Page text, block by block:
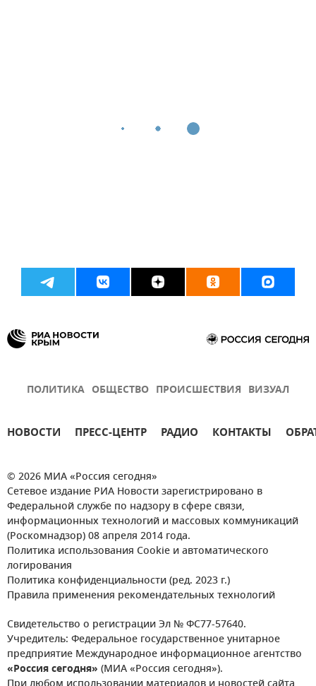
ПОЛИТИКА ОБЩЕСТВО ПРОИСШЕСТВИЯ ВИЗУАЛ
НОВОСТИ ПРЕСС-ЦЕНТР РАДИО КОНТАКТЫ
© 2026 МИА «Россия сегодня»
Сетевое издание РИА Новости зарегистрировано в
Федеральной службе по надзору в сфере связи,
информационных технологий и массовых коммуникаций
(Роскомнадзор) 08 апреля 2014 года.
Политика использования Cookie и автоматического
логирования
Политика конфиденциальности (ред. 2023 г.)
Правила применения рекомендательных технологий
Свидетельство о регистрации Эл № ФС77-57640.
Учредитель: Федеральное государственное унитарное
предприятие Международное информационное агентство
«Россия сегодня» (МИА «Россия сегодня»).